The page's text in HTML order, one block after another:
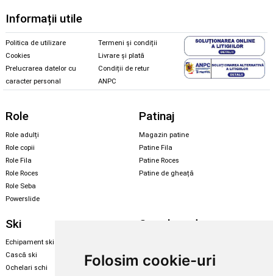
Folosim cookie-uri
Informații utile
Politica de utilizare
Cookies
Prelucrarea datelor cu
caracter personal
Termeni și condiții
Livrare și plată
Condiții de retur
ANPC
Role
Role adulți
Role copii
Role Fila
Role Roces
Role Seba
Powerslide
Patinaj
Magazin patine
Patine Fila
Patine Roces
Patine de gheață
Ski
Echipament ski
Cască ski
Ochelari schi
Snowboard
Echipament snowboard
Legături Rome SDS